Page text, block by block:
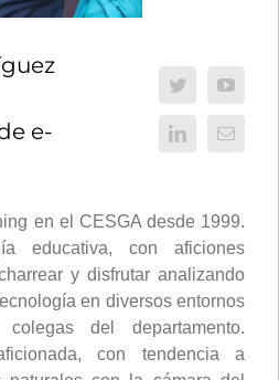
e-
en el CESGA desde 1999.
educativa, con aficiones
y disfrutar analizando
en diversos entornos
del departamento.
con tendencia a